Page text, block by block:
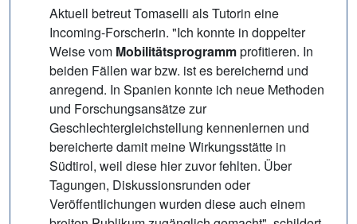
Aktuell betreut Tomaselli als Tutorin eine
Incoming-Forscherin. "Ich konnte in doppelter
Weise vom Mobilitätsprogrammprofitieren. In
beiden Fällen war bzw. ist es bereichernd und
anregend. In Spanien konnte ich neue Methoden
und Forschungsansätze zur
Geschlechtergleichstellung kennenlernen und
bereicherte damit meine Wirkungsstätte in
Südtirol, weil diese hier zuvor fehlten. Über
Tagungen, Diskussionsrunden oder
Veröffentlichungen wurden diese auch einem